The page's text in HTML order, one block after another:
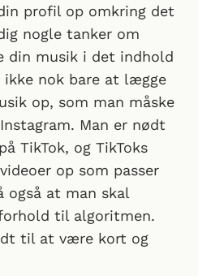
profil op omkring det
nogle tanker om
din musik i det indhold
nok bare at lægge
op, som man måske
Man er nødt
TikTok, og TikToks
op som passer
også at man skal
til algoritmen.
til at være kort og